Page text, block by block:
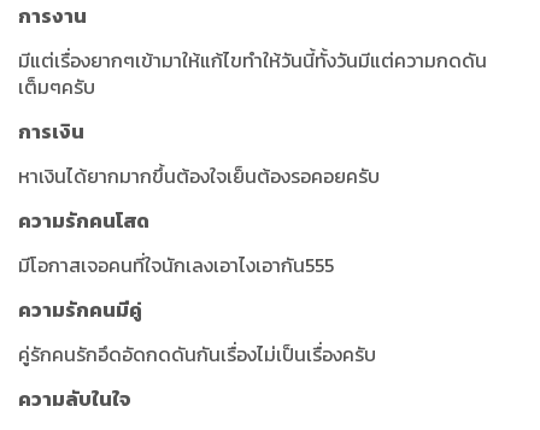
การงาน
มีแต่เรื่องยากๆเข้ามาให้แก้ไขทำให้วันนี้ทั้งวันมีแต่ความกดดัน
เต็มๆครับ
การเงิน
หาเงินได้ยากมากขึ้นต้องใจเย็นต้องรอคอยครับ
ความรักคนโสด
มีโอกาสเจอคนที่ใจนักเลงเอาไงเอากัน555
ความรักคนมีคู่
คู่รักคนรักอึดอัดกดดันกันเรื่องไม่เป็นเรื่องครับ
ความลับในใจ